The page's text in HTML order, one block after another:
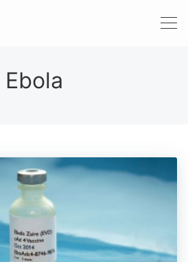
Thalassemia
vật
Ebola